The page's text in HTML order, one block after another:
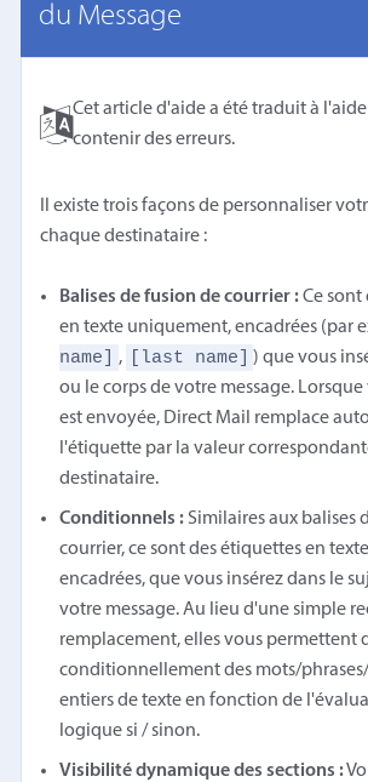
du Message
Cet article d'aide a été traduit à
contenir des erreurs.
Il existe trois façons de personnaliser
chaque destinataire :
Balises de fusion de courrier :Ce sont
en texte uniquement, encadrées (par
name] , [last name] ) que vous
ou le corps de votre message.
est envoyée, Direct Mail remplace
l'étiquette par la valeur
destinataire.
Conditionnels : Similaires aux balises
courrier, ce sont des étiquettes en
encadrées, que vous insérez dans le
votre message. Au lieu d'une simple
remplacement, elles vous permettent
conditionnellement des mots/
entiers de texte en fonction de
logique si / sinon.
Visibilité dynamique des sections :